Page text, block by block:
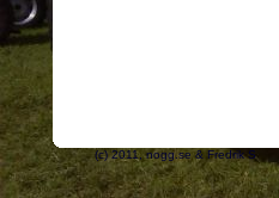
(c) 2011,